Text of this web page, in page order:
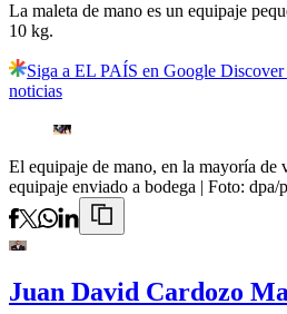
La maleta de mano es un equipaje
10 kg.
Siga a EL PAÍS en Google
noticias
El equipaje de mano, en la mayoría de
equipaje enviado a bodega | Foto: dpa/
Juan David Cardozo